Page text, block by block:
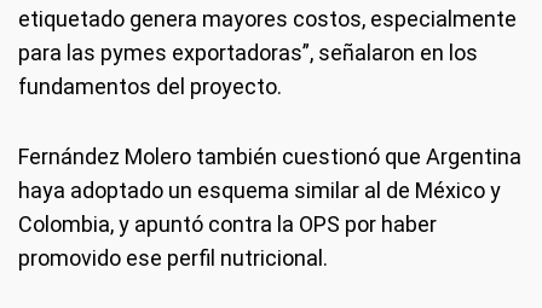
etiquetado genera mayores costos, especialmente
para las pymes exportadoras”, señalaron en los
fundamentos del proyecto.
Fernández Molero también cuestionó que Argentina
haya adoptado un esquema similar al de México y
Colombia, y apuntó contra la OPS por haber
promovido ese perfil nutricional.